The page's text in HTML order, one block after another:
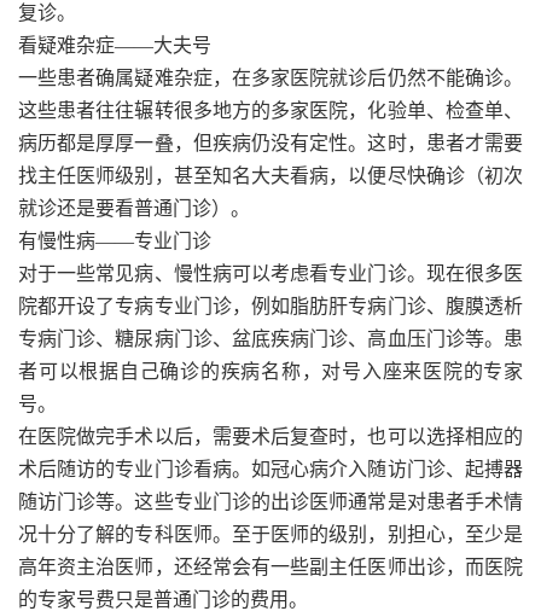
复诊。
看疑难杂症——大夫号
一些患者确属疑难杂症，在多家医院就诊后仍然不能确诊。
这些患者往往辗转很多地方的多家医院，化验单、检查单、
病历都是厚厚一叠，但疾病仍没有定性。这时，患者才需要
找主任医师级别，甚至知名大夫看病，以便尽快确诊（初次
就诊还是要看普通门诊）。
有慢性病——专业门诊
对于一些常见病、慢性病可以考虑看专业门诊。现在很多医
院都开设了专病专业门诊，例如脂肪肝专病门诊、腹膜透析
专病门诊、糖尿病门诊、盆底疾病门诊、高血压门诊等。患
者可以根据自己确诊的疾病名称，对号入座来医院的专家
号。
在医院做完手术以后，需要术后复查时，也可以选择相应的
术后随访的专业门诊看病。如冠心病介入随访门诊、起搏器
随访门诊等。这些专业门诊的出诊医师通常是对患者手术情
况十分了解的专科医师。至于医师的级别，别担心，至少是
高年资主治医师，还经常会有一些副主任医师出诊，而医院
的专家号费只是普通门诊的费用。